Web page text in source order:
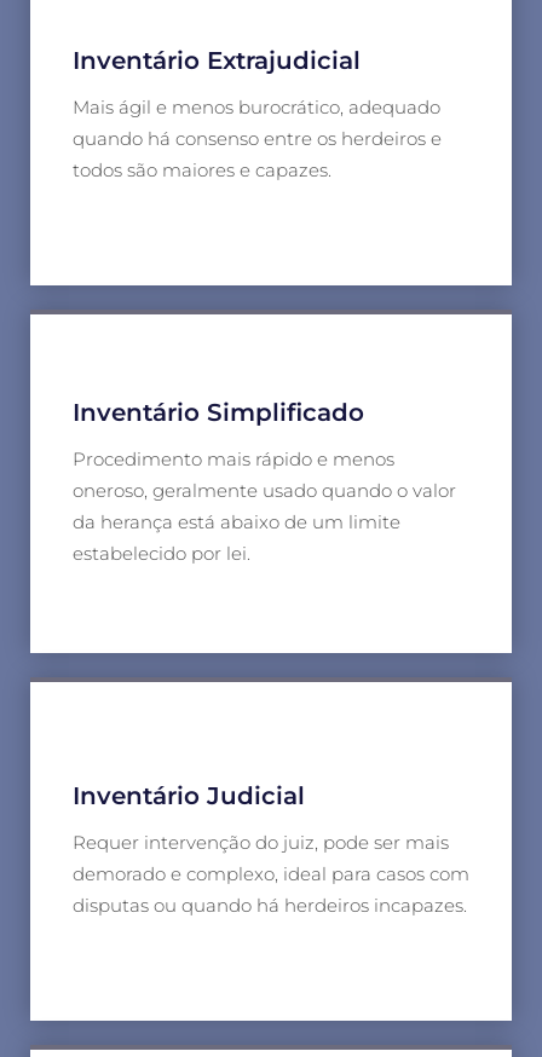
Inventário Extrajudicial
Mais ágil e menos burocrático, adequado
quando há consenso entre os herdeiros e
todos são maiores e capazes.
Inventário Simplificado
Procedimento mais rápido e menos
oneroso, geralmente usado quando o valor
da herança está abaixo de um limite
estabelecido por lei.
Inventário Judicial
Requer intervenção do juiz, pode ser mais
demorado e complexo, ideal para casos com
disputas ou quando há herdeiros incapazes.